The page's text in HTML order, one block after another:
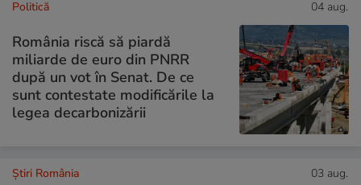
Politică 04 aug.
România riscă să piardă
miliarde de euro din PNRR
după un vot în Senat. De ce
sunt contestate modificările la
legea decarbonizării
Știri România 03 aug.